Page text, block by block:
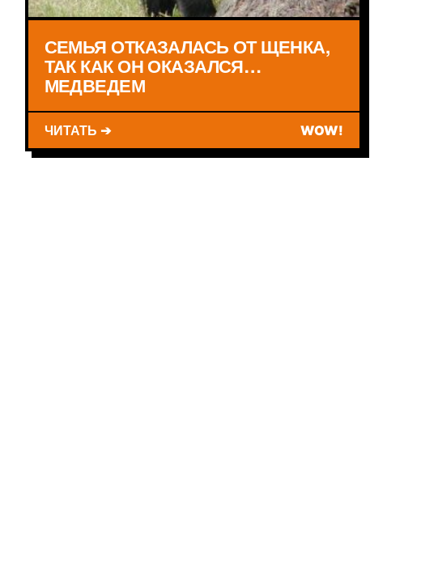
СЕМЬЯ ОТКАЗАЛАСЬ ОТ ЩЕНКА,
ТАК КАК ОН ОКАЗАЛСЯ…
МЕДВЕДЕМ
ЧИТАТЬ ➔ WOW!